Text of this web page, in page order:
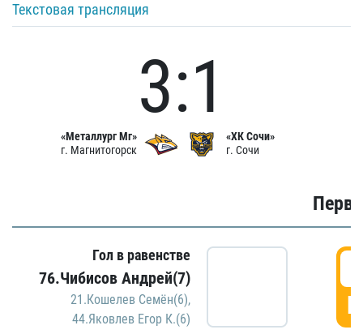
Текстовая трансляция
«Металлург Мг»
г. Магнитогорск
3:1
«ХК Сочи»
г. Сочи
Гол в равенстве
76.Чибисов Андрей(7)
21.Кошелев Семён(6),
44.Яковлев Егор К.(6)